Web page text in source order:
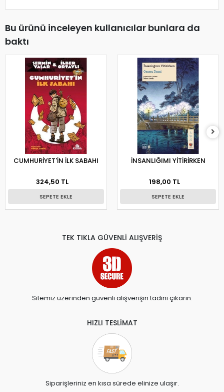
Bu ürünü inceleyen kullanıcılar bunlara da
baktı
CUMHURİYET'İN İLK SABAHI
324,50 TL
SEPETE EKLE
İNSANLIĞIMI YİTİRİRKEN
198,00 TL
SEPETE EKLE
TEK TIKLA GÜVENLİ ALIŞVERİŞ
Sitemiz üzerinden güvenli alışverişin tadını çıkarın.
HIZLI TESLİMAT
Siparişleriniz en kısa sürede elinize ulaşır.